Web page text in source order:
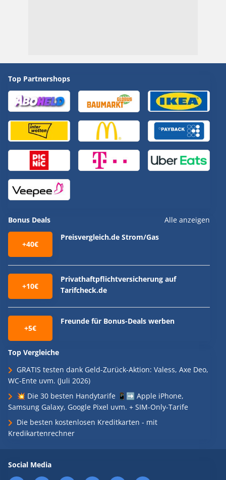
Top Partnershops
Bonus Deals Alle anzeigen
+40€
Preisvergleich.de Strom/Gas
+10€
Privathaftpflichtversicherung auf
Tarifcheck.de
+5€
Freunde für Bonus-Deals werben
Top Vergleiche
GRATIS testen dank Geld-Zurück-Aktion: Valess, Axe Deo,
WC-Ente uvm. (Juli 2026)
💥 Die 30 besten Handytarife 📱➡️ Apple iPhone,
Samsung Galaxy, Google Pixel uvm. + SIM-Only-Tarife
Die besten kostenlosen Kreditkarten - mit
Kredikartenrechner
Social Media